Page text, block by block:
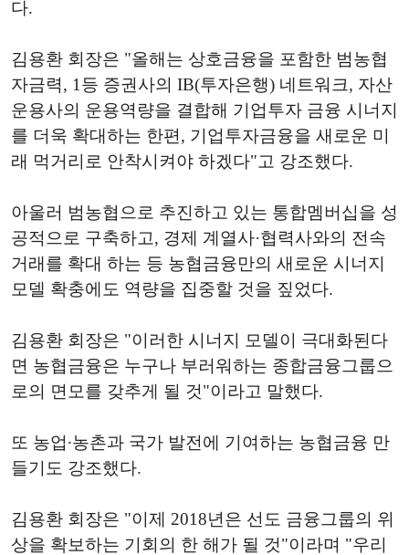
다.
김용환 회장은 "올해는 상호금융을 포함한 범농협
자금력, 1등 증권사의 IB(투자은행) 네트워크, 자산
운용사의 운용역량을 결합해 기업투자 금융 시너지
를 더욱 확대하는 한편, 기업투자금융을 새로운 미
래 먹거리로 안착시켜야 하겠다"고 강조했다.
아울러 범농협으로 추진하고 있는 통합멤버십을 성
공적으로 구축하고, 경제 계열사·협력사와의 전속
거래를 확대 하는 등 농협금융만의 새로운 시너지
모델 확충에도 역량을 집중할 것을 짚었다.
김용환 회장은 "이러한 시너지 모델이 극대화된다
면 농협금융은 누구나 부러워하는 종합금융그룹으
로의 면모를 갖추게 될 것"이라고 말했다.
또 농업·농촌과 국가 발전에 기여하는 농협금융 만
들기도 강조했다.
김용환 회장은 "이제 2018년은 선도 금융그룹의 위
상을 확보하는 기회의 한 해가 될 것"이라며 "우리